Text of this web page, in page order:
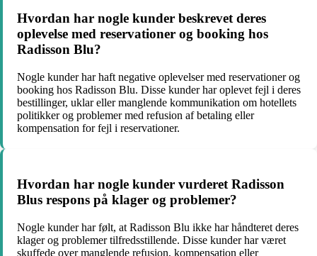
Hvordan har nogle kunder beskrevet deres
oplevelse med reservationer og booking hos
Radisson Blu?
Nogle kunder har haft negative oplevelser med reservationer og
booking hos Radisson Blu. Disse kunder har oplevet fejl i deres
bestillinger, uklar eller manglende kommunikation om hotellets
politikker og problemer med refusion af betaling eller
kompensation for fejl i reservationer.
Hvordan har nogle kunder vurderet Radisson
Blus respons på klager og problemer?
Nogle kunder har følt, at Radisson Blu ikke har håndteret deres
klager og problemer tilfredsstillende. Disse kunder har været
skuffede over manglende refusion, kompensation eller